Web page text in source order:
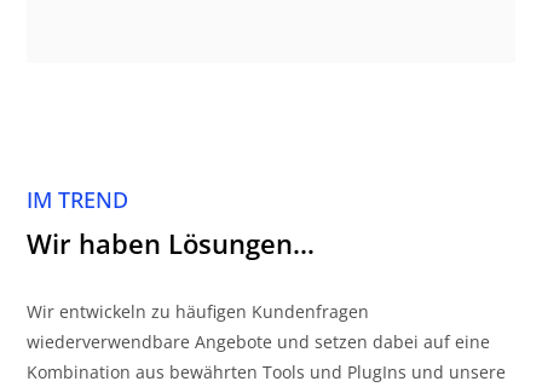
IM TREND
Wir haben Lösungen…
Wir entwickeln zu häufigen Kundenfragen
wiederverwendbare Angebote und setzen dabei auf eine
Kombination aus bewährten Tools und PlugIns und unsere